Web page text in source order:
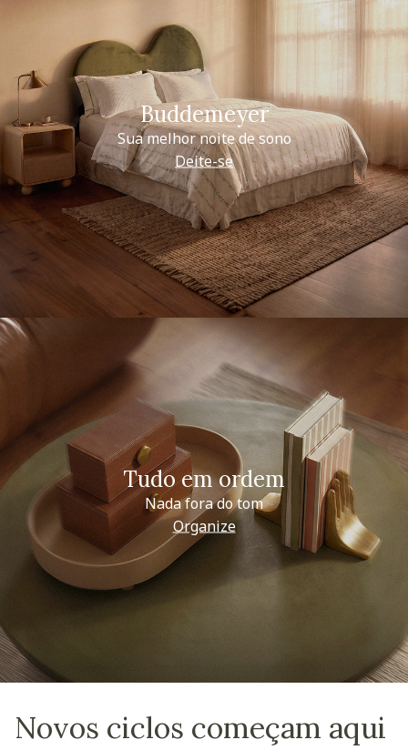
Buddemeyer
Sua melhor noite de sono
Deite-se
Tudo em ordem
Nada fora do tom
Organize
Novos ciclos começam aqui